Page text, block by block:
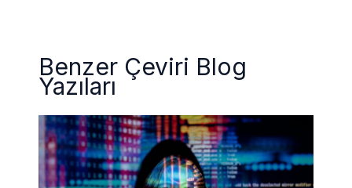
Benzer Çeviri Blog
Yazıları